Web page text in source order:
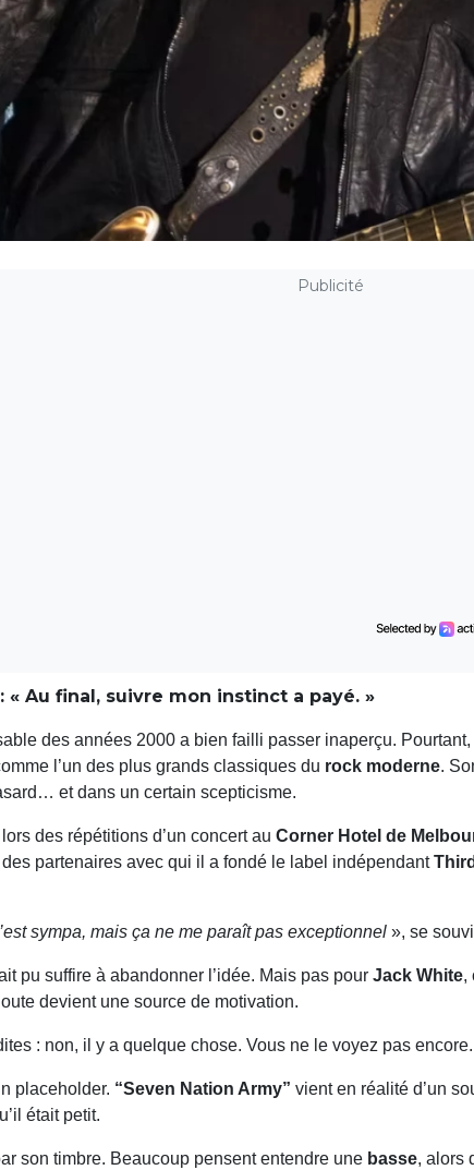
Publicité
Au final, suivre mon instinct a payé. »
des années 2000 a bien failli passer inaperçu. Pourtant,
l’un des plus grands classiques du rock moderne.
et dans un certain scepticisme.
lors des répétitions d’un concert au Corner Hotel de
des partenaires avec qui il a fondé le label indépendant
sympa, mais ça ne me paraît pas exceptionnel », se
pu suffire à abandonner l’idée. Mais pas pour Jack White,
devient une source de motivation.
: non, il y a quelque chose. Vous ne le voyez pas
placeholder. “Seven Nation Army” vient en réalité d’un
était petit.
son timbre. Beaucoup pensent entendre une basse, alors